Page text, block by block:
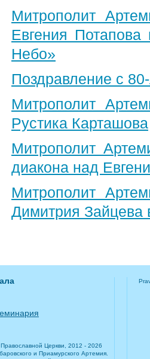
Митрополит
Евгения
Небо»
Поздравление с
Митрополит
Рустика Карташова
Митрополит
диакона над
Митрополит
Димитрия Зайцева
Церкви, 2012 - 2026
и Приамурского Артемия.